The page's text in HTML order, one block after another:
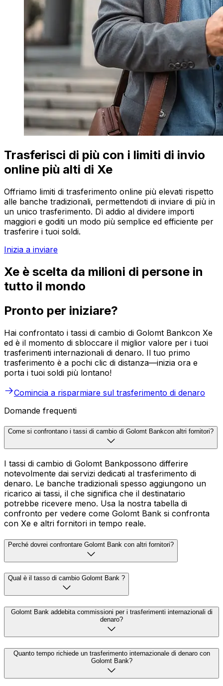
Trasferisci di più con i limiti di invio
online più alti di Xe
Offriamo limiti di trasferimento online più elevati rispetto
alle banche tradizionali, permettendoti di inviare di più in
un unico trasferimento. Dì addio al dividere importi
maggiori e goditi un modo più semplice ed efficiente per
trasferire i tuoi soldi.
Inizia a inviare
Xe è scelta da milioni di persone in
tutto il mondo
Pronto per iniziare?
Hai confrontato i tassi di cambio di Golomt Bankcon Xe
ed è il momento di sbloccare il miglior valore per i tuoi
trasferimenti internazionali di denaro. Il tuo primo
trasferimento è a pochi clic di distanza—inizia ora e
porta i tuoi soldi più lontano!
Comincia a risparmiare sul trasferimento di denaro
Domande frequenti
Come si confrontano i tassi di cambio di Golomt Bankcon altri fornitori?
I tassi di cambio di Golomt Bankpossono differire
notevolmente dai servizi dedicati al trasferimento di
denaro. Le banche tradizionali spesso aggiungono un
ricarico ai tassi, il che significa che il destinatario
potrebbe ricevere meno. Usa la nostra tabella di
confronto per vedere come Golomt Bank si confronta
con Xe e altri fornitori in tempo reale.
Perché dovrei confrontare Golomt Bank con altri fornitori?
Qual è il tasso di cambio Golomt Bank ?
Golomt Bank addebita commissioni per i trasferimenti internazionali di
denaro?
Quanto tempo richiede un trasferimento internazionale di denaro con
Golomt Bank?